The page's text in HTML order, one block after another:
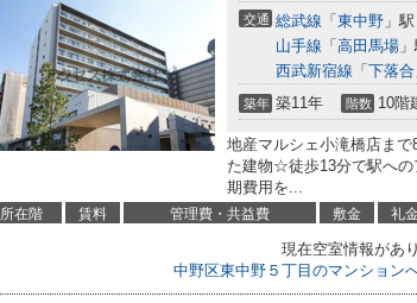
交通 総武線 「 東中野 」
山手線 「 高田馬場
西武新宿線 「 下落合
築年 築11年 階数 10階
地産マルシェ小滝橋店ま
た建物☆徒歩13分で駅へ
期費用を...
所在階 賃料 管理費・共益費 敷金 礼金
現在空室情報があ
中野区東中野５丁目のマンション